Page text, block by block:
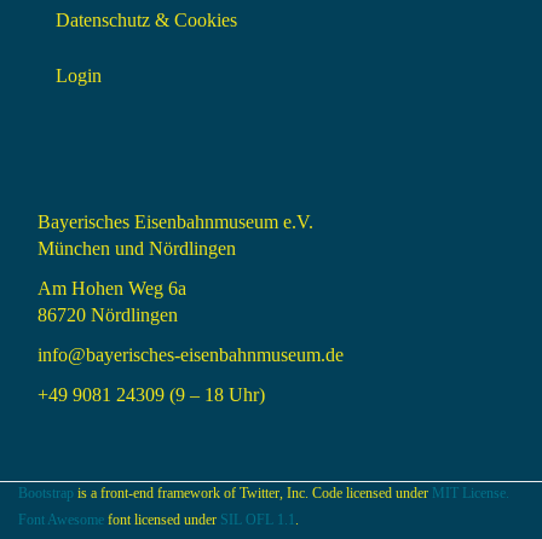
Datenschutz & Cookies
Login
Bayerisches Eisenbahnmuseum e.V.
München und Nördlingen
Am Hohen Weg 6a
86720 Nördlingen
info@bayerisches-eisenbahnmuseum.de
+49 9081 24309 (9 – 18 Uhr)
Bootstrap is a front-end framework of Twitter, Inc. Code licensed under MIT License.
Font Awesome font licensed under SIL OFL 1.1 .